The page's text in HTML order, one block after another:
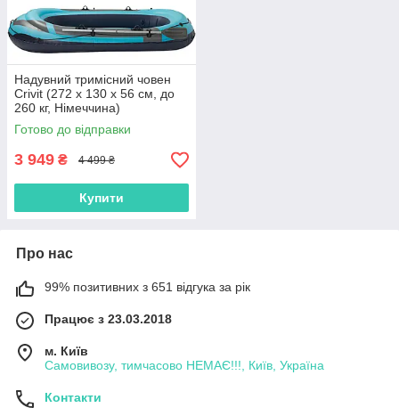
Надувний тримісний човен
Crivit (272 x 130 x 56 см, до
260 кг, Німеччина)
Готово до відправки
3 949 ₴ 4 499 ₴
Купити
Про нас
99% позитивних з 651 відгука за рік
Працює з 23.03.2018
м. Київ
Самовивозу, тимчасово НЕМАЄ!!!, Київ, Україна
Контакти